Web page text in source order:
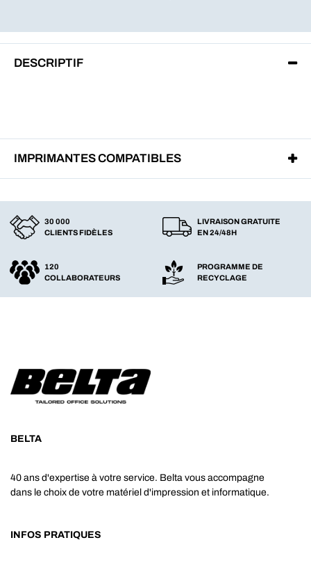
DESCRIPTIF
IMPRIMANTES COMPATIBLES
30 000
CLIENTS FIDÈLES
LIVRAISON GRATUITE
EN 24/48H
120
COLLABORATEURS
PROGRAMME DE
RECYCLAGE
BELTA
40 ans d'expertise à votre service. Belta vous accompagne
dans le choix de votre matériel d'impression et informatique.
INFOS PRATIQUES